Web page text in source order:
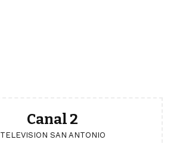
Canal 2
TELEVISION SAN ANTONIO